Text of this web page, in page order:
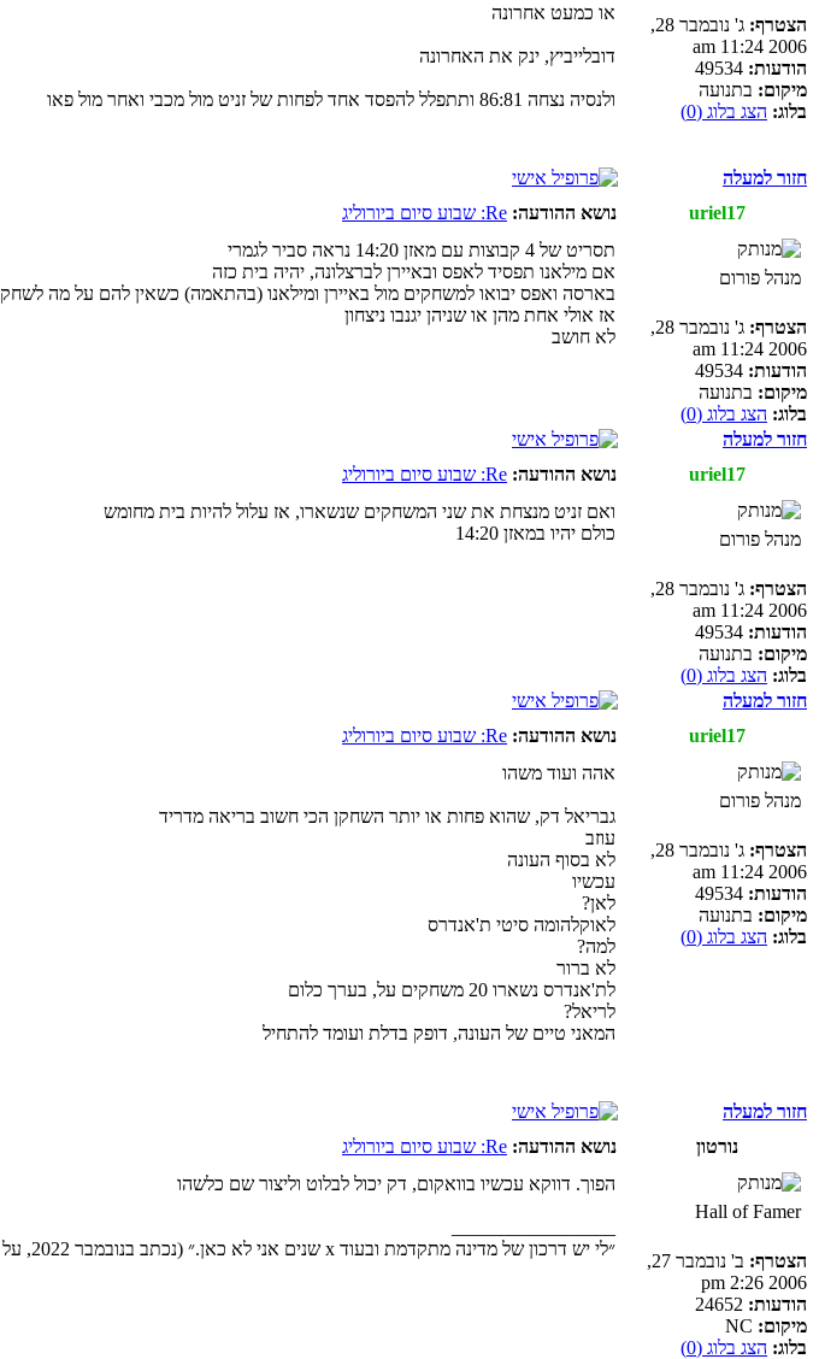
הצטרף:
ג' נובמבר 28,
2006 11:24 am
הודעות:
מיקום: בתנועה
בלוג: הצג בלוג (0)
או כמעט אחרונה
דובלייביץ, ינק את האחרונה
ולנסיה נצחה 86:81 ותתפלל להפסד אחד לפחות של זניט מול מכבי ואחר מול פאו
חזור למעלה
uriel17
נושא ההודעה: Re: שבוע סיום ביורוליג
מנהל פורום
הצטרף:
ג' נובמבר 28,
2006 11:24 am
הודעות:
מיקום: בתנועה
בלוג: הצג בלוג (0)
תסריט של 4 קבוצות עם מאזן 14:20 נראה סביר לגמרי
אם מילאנו תפסיד לאפס ובאיירן לברצלונה, יהיה בית כזה
בארסה ואפס יבואו למשחקים מול באיירן ומילאנו (בהתאמה) כשאין להם על מה לשחק
אז אולי אחת מהן או שניהן יגנבו ניצחון
לא חושב
חזור למעלה
uriel17
נושא ההודעה: Re: שבוע סיום ביורוליג
מנהל פורום
הצטרף:
ג' נובמבר 28,
2006 11:24 am
הודעות:
מיקום: בתנועה
בלוג: הצג בלוג (0)
ואם זניט מנצחת את שני המשחקים שנשארו, אז עלול להיות בית מחומש
כולם יהיו במאזן 14:20
חזור למעלה
uriel17
נושא ההודעה: Re: שבוע סיום ביורוליג
מנהל פורום
הצטרף:
ג' נובמבר 28,
2006 11:24 am
הודעות:
מיקום: בתנועה
בלוג: הצג בלוג (0)
אהה ועוד משהו
גבריאל דק, שהוא פחות או יותר השחקן הכי חשוב בריאה מדריד
עוזב
לא בסוף העונה
עכשיו
לאן?
לאוקלהומה סיטי ת'אנדרס
למה?
לא ברור
לת'אנדרס נשארו 20 משחקים על, בערך כלום
לריאל?
המאני טיים של העונה, דופק בדלת ועומד להתחיל
חזור למעלה
נורטון
נושא ההודעה: Re: שבוע סיום ביורוליג
Hall of Famer
הצטרף:
ב' נובמבר 27,
2006 2:26 pm
הודעות:
מיקום:
בלוג: הצג בלוג (0)
הפוך. דווקא עכשיו בוואקום, דק יכול לבלוט וליצור שם כלשהו
״לי יש דרכון של מדינה מתקדמת ובעוד x שנים אני לא כאן.״ (נכתב בנובמבר 2022, על ידי יוזר שאיננו אני).